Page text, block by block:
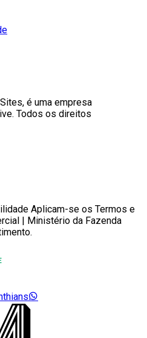
é uma empresa
Todos os direitos
Aplicam-se os Termos e
| Ministério da Fazenda